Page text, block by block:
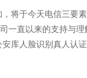
于今天电信三要素
一直以来的支持
库人脸识别真人认证